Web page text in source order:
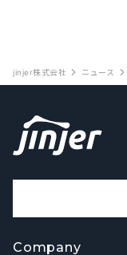
jinjer株式会社 ニュース
Company